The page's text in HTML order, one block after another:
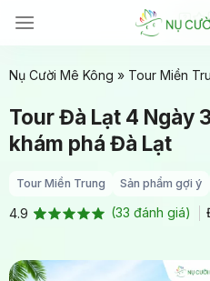
đến
dung
Nụ Cười Mê Kông » Tour Miền
Tour Đà Lạt 4 Ngày
khám phá Đà Lạt
Tour Miền Trung Sản phẩm gợi ý
4.9
đánh giá
(33 đánh giá)